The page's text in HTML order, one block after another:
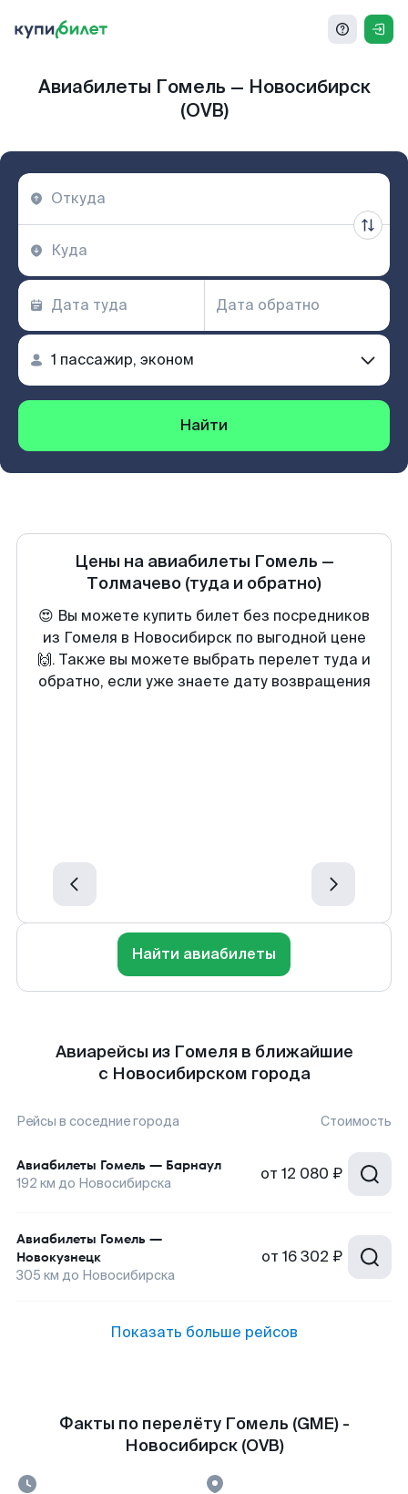
Авиабилеты Гомель — Новосибирск
(OVB)
Найти
Цены на авиабилеты Гомель —
Толмачево (туда и обратно)
😍 Вы можете купить билет без посредников
из Гомеля в Новосибирск по выгодной цене
🙌. Также вы можете выбрать перелет туда и
обратно, если уже знаете дату возвращения
Найти авиабилеты
Авиарейсы из Гомеля в ближайшие
с Новосибирском города
Рейсы в соседние города Стоимость
Авиабилеты Гомель — Барнаул
192 км до Новосибирска от 12 080 ₽
Авиабилеты Гомель —
Новокузнецк
305 км до Новосибирска
от 16 302 ₽
Показать больше рейсов
Факты по перелёту Гомель (GME) -
Новосибирск (OVB)